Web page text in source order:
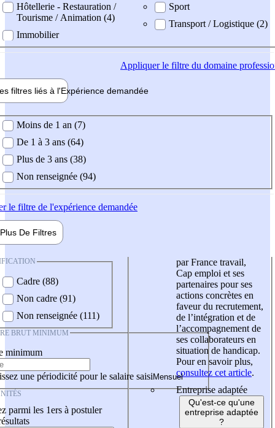
Hôtellerie - Restauration /
Tourisme / Animation (4)
Immobilier
Sport
Transport / Logistique (2)
Appliquerle filtre du domaine
filtres liés à l'Expérience demandée
demandée
Moins de 1 an (7)
De 1 à 3 ans (64)
Plus de 3 ans (38)
Non renseignée (94)
le filtre de l'expérience demandée
Plus De Filtres
Cadre (88)
Non cadre (91)
Non renseignée (111)
BRUT MINIMUM
minimum
une périodicité pour le salaire saisi
parmi les 1ers à postuler
par France travail,
Cap emploi et ses
partenaires pour ses
actions concrètes en
faveur du recrutement,
de l’intégration et de
l’accompagnement de
ses collaborateurs en
situation de handicap.
Pour en savoir plus,
consultez cet article.
Entreprise adaptée
Qu'est-ce qu'une
entreprise adaptée
?